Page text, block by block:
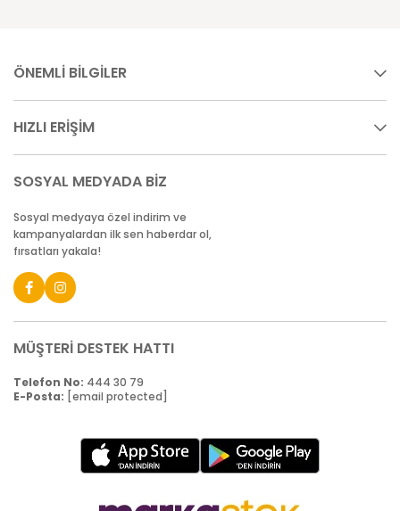
ÖNEMLİ BİLGİLER
HIZLI ERİŞİM
SOSYAL MEDYADA BİZ
Sosyal medyaya özel indirim ve
kampanyalardan ilk sen haberdar ol,
fırsatları yakala!
MÜŞTERİ DESTEK HATTI
Telefon No: 444 30 79
E-Posta: [email protected]